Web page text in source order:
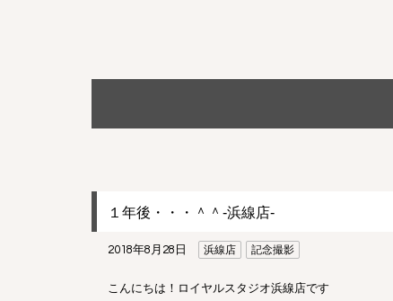
１年後・・・＾＾-浜線店-
2018年8月28日 浜線店 記念撮影
こんにちは！ロイヤルスタジオ浜線店です